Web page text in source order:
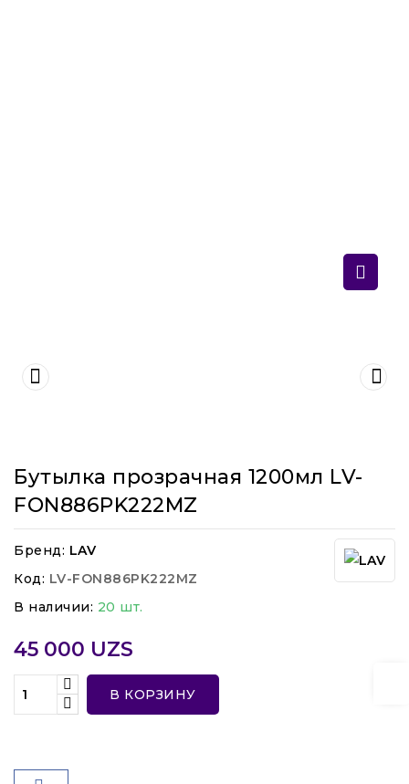
Бутылка прозрачная 1200мл LV-
FON886PK222MZ
Бренд: LAV
Код: LV-FON886PK222MZ
В наличии: 20 шт.
45 000 UZS
В КОРЗИНУ